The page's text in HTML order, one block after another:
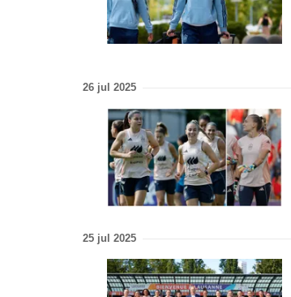
26 jul 2025
25 jul 2025